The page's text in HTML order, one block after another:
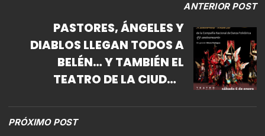
ANTERIOR POST
PASTORES, ÁNGELES Y
DIABLOS LLEGAN TODOS A
BELÉN… Y TAMBIÉN EL
TEATRO DE LA CIUDAD
PRÓXIMO POST